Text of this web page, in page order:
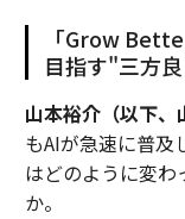
「Grow
目指す"三方
山本裕介（以下、
もAIが急速に普及
はどのように変わ
か。